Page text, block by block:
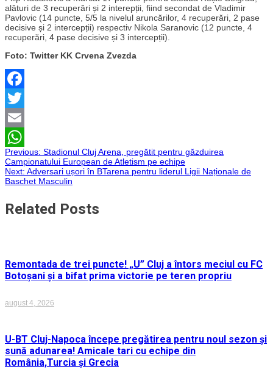
alături de 3 recuperări și 2 interepții, fiind secondat de Vladimir
Pavlovic (14 puncte, 5/5 la nivelul aruncărilor, 4 recuperări, 2 pase
decisive și 2 intercepții) respectiv Nikola Saranovic (12 puncte, 4
recuperări, 4 pase decisive și 3 intercepții).
Foto: Twitter KK Crvena Zvezda
Facebook
Twitter
Email
WhatsApp
Navigare
în
articole
Previous: Stadionul Cluj Arena, pregătit pentru găzduirea
Campionatului European de Atletism pe echipe
Next: Adversari ușori în BTarena pentru liderul Ligii Naționale de
Baschet Masculin
Related Posts
Remontada de trei puncte! „U” Cluj a întors meciul cu FC
Botoșani și a bifat prima victorie pe teren propriu
august 4, 2026
U-BT Cluj-Napoca începe pregătirea pentru noul sezon și
sună adunarea! Amicale tari cu echipe din
România,Turcia și Grecia